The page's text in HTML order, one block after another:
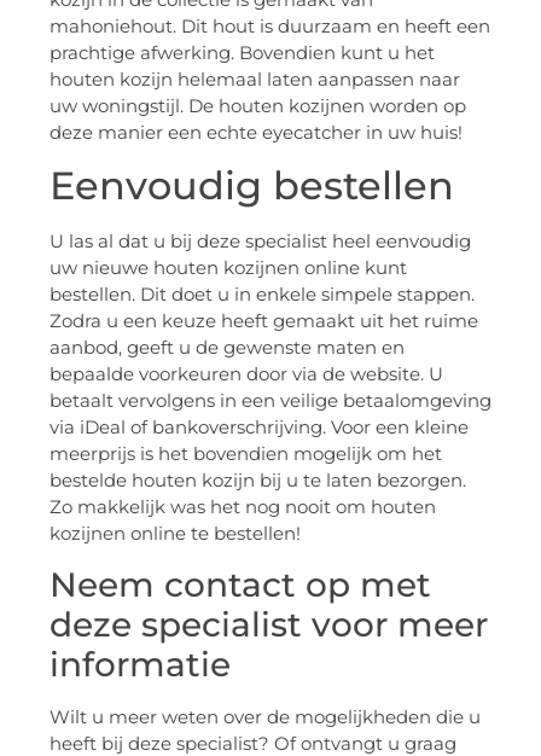
mahoniehout. Dit hout is duurzaam en heeft een
prachtige afwerking. Bovendien kunt u het
houten kozijn helemaal laten aanpassen naar
uw woningstijl. De houten kozijnen worden op
deze manier een echte eyecatcher in uw huis!
Eenvoudig bestellen
U las al dat u bij deze specialist heel eenvoudig
uw nieuwe houten kozijnen online kunt
bestellen. Dit doet u in enkele simpele stappen.
Zodra u een keuze heeft gemaakt uit het ruime
aanbod, geeft u de gewenste maten en
bepaalde voorkeuren door via de website. U
betaalt vervolgens in een veilige betaalomgeving
via iDeal of bankoverschrijving. Voor een kleine
meerprijs is het bovendien mogelijk om het
bestelde houten kozijn bij u te laten bezorgen.
Zo makkelijk was het nog nooit om houten
kozijnen online te bestellen!
Neem contact op met
deze specialist voor meer
informatie
Wilt u meer weten over de mogelijkheden die u
heeft bij deze specialist? Of ontvangt u graag